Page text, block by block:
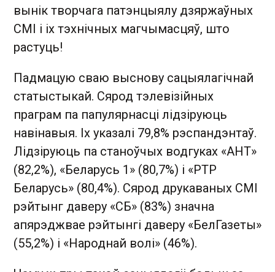
вынік творчага патэнцыялу дзяржаўных
СМІ і іх тэхнічных магчымасцяў, што
растуць!
Падмацую сваю выснову сацыялагічнай
статыстыкай. Сярод тэлевізійных
праграм па папулярнасці лідзіруюць
навінавыя. Іх указалі 79,8% рэспандэнтаў.
Лідзіруюць па станоўчых водгуках «АНТ»
(82,2%), «Беларусь 1» (80,7%) і «РТР
Беларусь» (80,4%). Сярод друкаваных СМІ
рэйтынг даверу «СБ» (83%) значна
апярэджвае рэйтынгі даверу «БелГазеты»
(55,2%) і «Народнай волі» (46%).